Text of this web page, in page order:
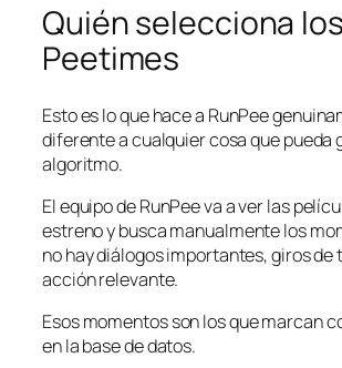
Quién selecciona los
Peetimes
Esto es lo que hace a RunPee
diferente a cualquier cosa que pueda
algoritmo.
El equipo de RunPee va a ver las
estreno y busca manualmente los
no hay diálogos importantes, giros de
acción relevante.
Esos momentos son los que marcan
en la base de datos.